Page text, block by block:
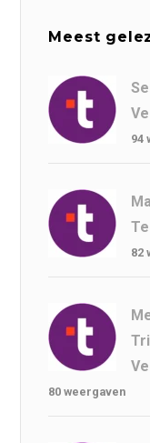
Meest
94
82
80 weergaven